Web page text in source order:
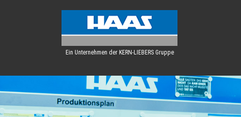
Ein Unternehmen der KERN-LIEBERS Gruppe